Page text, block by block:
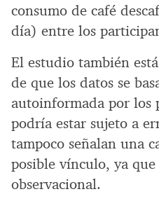
consumo de café
día) entre los
El estudio también
de que los datos se
autoinformada por los
podría estar sujeto a
tampoco señalan una
posible vínculo, ya
observacional.